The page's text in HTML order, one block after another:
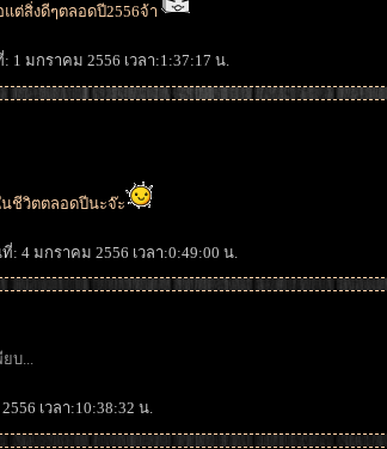
ต่สิ่งดีๆตลอดปี2556จ้า
1 มกราคม 2556 เวลา:1:37:17 น.
ชีวิตตลอดปีนะจ๊ะ
: 4 มกราคม 2556 เวลา:0:49:00 น.
เวลา:10:38:32 น.